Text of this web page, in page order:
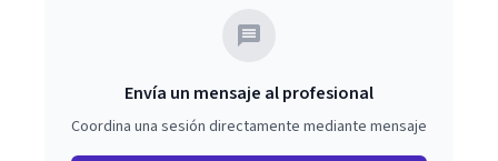
Envía un mensaje al profesional
Coordina una sesión directamente mediante mensaje